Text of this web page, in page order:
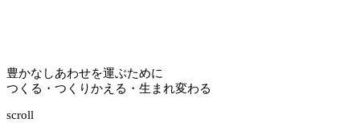
豊かなしあわせを運ぶために
つくる・つくりかえる・生まれ変わる
scroll